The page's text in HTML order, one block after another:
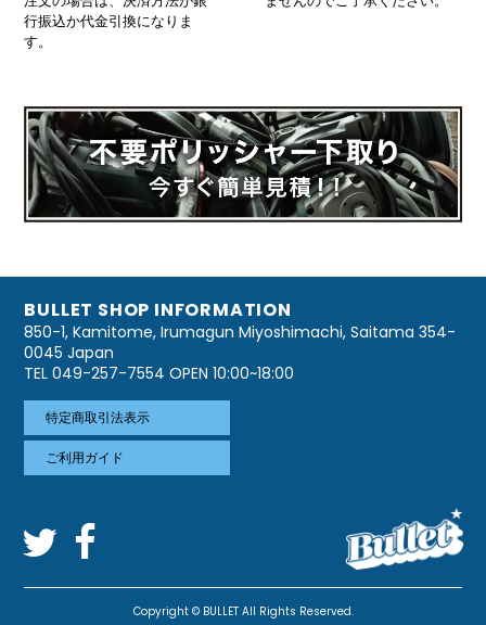
行振込か代金引換になりま
す。
BULLET SHOP INFORMATION
850-1, Kamitome, Irumagun Miyoshimachi, Saitama 354-
0045 Japan
TEL 049-257-7554 OPEN 10:00~18:00
特定商取引法表示
ご利用ガイド
Copyright © BULLET All Rights Reserved.